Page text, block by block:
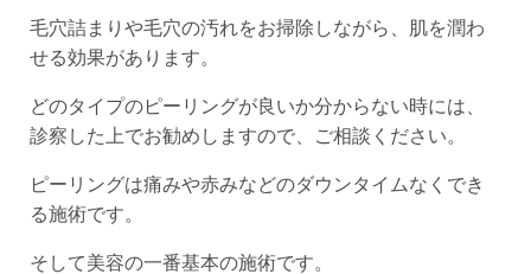
毛穴詰まりや毛穴の汚れをお掃除しながら、肌を潤わ
せる効果があります。
どのタイプのピーリングが良いか分からない時には、
診察した上でお勧めしますので、ご相談ください。
ピーリングは痛みや赤みなどのダウンタイムなくでき
る施術です。
そして美容の一番基本の施術です。